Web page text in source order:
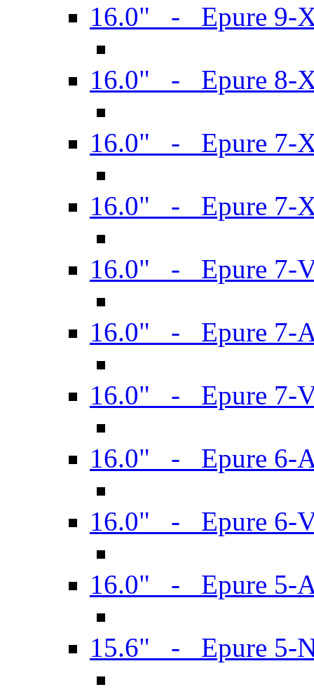
16.0" - Epure 9-
16.0" - Epure 8-
16.0" - Epure 7-
16.0" - Epure 7-
16.0" - Epure 7-
16.0" - Epure 7-
16.0" - Epure 7-
16.0" - Epure 6-
16.0" - Epure 6-
16.0" - Epure 5-
15.6" - Epure 5-